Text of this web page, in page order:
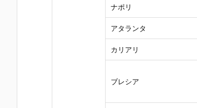
ナポリ
アタランタ
カリアリ
ブレシア